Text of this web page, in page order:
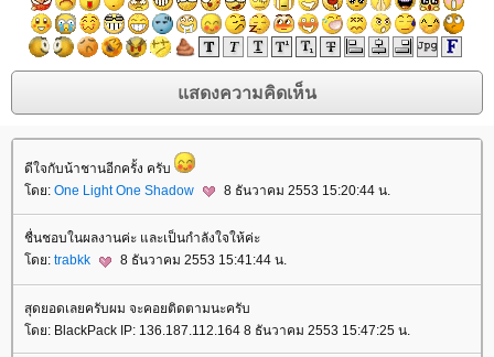
ดีใจกับน้าชานอีกครั้ง ครับ
ดย: One Light One Shadow 8 ธันวาคม 2553 15:20:44 น.
ชื่นชอบในผลงานค่ะ และเป็นกำลังใจให้ค่ะ
ดย: trabkk 8 ธันวาคม 2553 15:41:44 น.
สุดยอดเลยครับผม จะคอยติดตามนะครับ
ดย: BlackPack IP: 136.187.112.164 8 ธันวาคม 2553 15:47:25 น.